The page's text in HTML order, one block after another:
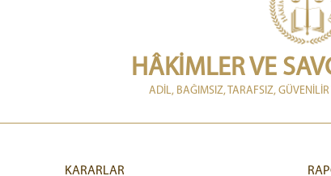
HÂKİMLER VE
ADİL, BAĞIMSIZ, TARAFSIZ, GÜVENİLİR
KARARLAR